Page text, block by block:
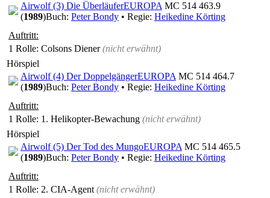
Airwolf (3) Die ÜberläuferEUROPA MC 514 463.9
(1989)Buch: Peter Bondy • Regie: Heikedine Körting
Auftritt:
1 Rolle: Colsons Diener(nicht erwähnt)
Hörspiel
Airwolf (4) Der DoppelgängerEUROPA MC 514 464.7
(1989)Buch: Peter Bondy • Regie: Heikedine Körting
Auftritt:
1 Rolle: 1. Helikopter-Bewachung (nicht erwähnt)
Hörspiel
Airwolf (5) Der Tod des MungoEUROPA MC 514 465.5
(1989)Buch: Peter Bondy • Regie: Heikedine Körting
Auftritt:
1 Rolle: 2. CIA-Agent (nicht erwähnt)